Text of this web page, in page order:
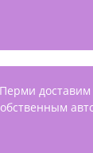
доставим